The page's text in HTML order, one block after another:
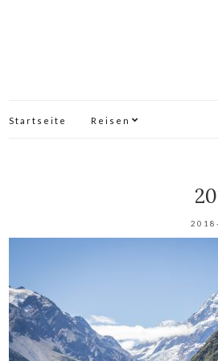
Startseite Reisen